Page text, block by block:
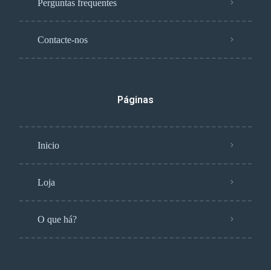
Perguntas frequentes
Contacte-nos
Páginas
Inicio
Loja
O que há?